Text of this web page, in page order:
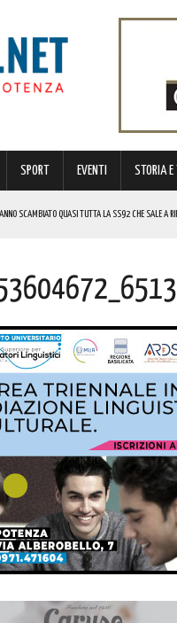
SPORT EVENTI STORIA E
SCAMBIATO QUASI TUTTA LA SS92 CHE SALE A
E MELFI DI SISTEMI DI ACCUMULO DI ENERGIA
CINQUE NON È IN REGOLA: “IL PROBLEMA RIGUARDA